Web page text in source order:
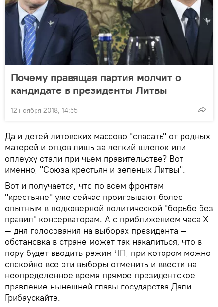
Почему правящая партия молчит о
кандидате в президенты Литвы
12 ноября 2018, 14:55
Да и детей литовских массово "спасать" от родных
матерей и отцов лишь за легкий шлепок или
оплеуху стали при чьем правительстве? Вот
именно, "Союза крестьян и зеленых Литвы".
Вот и получается, что по всем фронтам
"крестьяне" уже сейчас проигрывают более
опытным в подковерной политической "борьбе без
правил" консерваторам. А с приближением часа X
— дня голосования на выборах президента —
обстановка в стране может так накалиться, что в
пору будет вводить режим ЧП, при котором можно
спокойно все эти выборы отменить и ввести на
неопределенное время прямое президентское
правление нынешней главы государства Дали
Грибаускайте.